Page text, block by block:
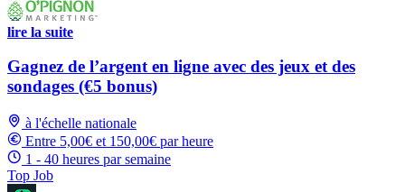
lire la suite
Gagnez de l’argent en ligne avec des jeux et des
sondages (€5 bonus)
à l'échelle nationale
Entre 5,00€ et 150,00€ par heure
1 - 40 heures par semaine
Top Job